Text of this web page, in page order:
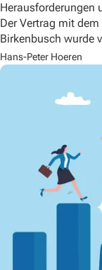
Herausforderungen
Der Vertrag mit
Birkenbusch wurde
Hans-Peter Hoeren